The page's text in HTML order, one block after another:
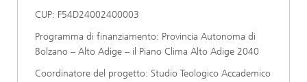
CUP: F54D24002400003
Programma di finanziamento: Provincia Autonoma di
Bolzano – Alto Adige – il Piano Clima Alto Adige 2040
Coordinatore del progetto: Studio Teologico Accademico